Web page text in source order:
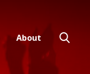
About